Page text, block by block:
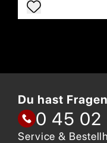
Du hast
0 45
Service &